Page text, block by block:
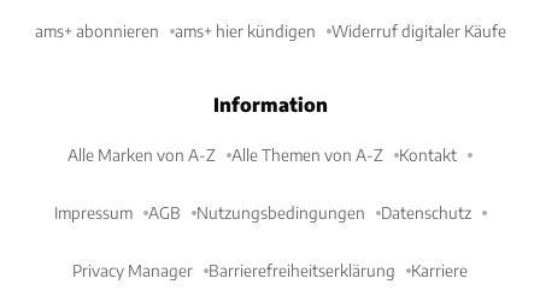
ams+ abonnieren ams+ hier kündigen Widerruf digitaler Käufe
Information
Alle Marken von A-Z Alle Themen von A-Z Kontakt
Impressum AGB Nutzungsbedingungen Datenschutz
Privacy Manager Barrierefreiheitserklärung Karriere